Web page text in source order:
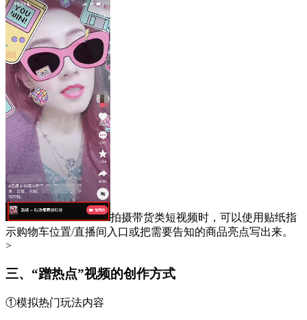
拍摄带货类短视频时，可以使用贴纸指
示购物车位置/直播间入口或把需要告知的商品亮点写出来。
>
三、“蹭热点”视频的创作方式
①模拟热门玩法内容